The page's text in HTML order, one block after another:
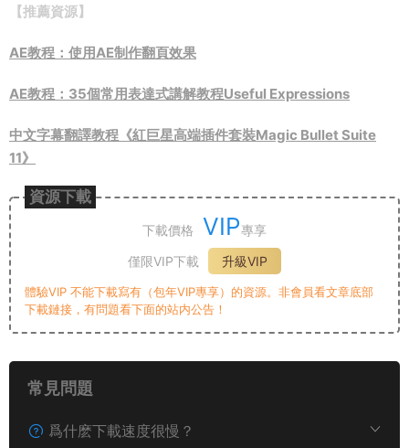
【推薦資源】
AE教程：使用AE制作翻頁效果
AE教程：35個常用表達式講解教程Useful Expressions
中文字幕翻譯教程《紅巨星高端插件套裝Magic Bullet Suite
11》
資源下載
下載價格 VIP專享
僅限VIP下載
升級VIP
體驗VIP 不能下載寫有（包年VIP專享）的資源。非會員看文章底部
下載鏈接，有問題看下面的站内公告！
常見問題
爲什麽下載速度很慢？